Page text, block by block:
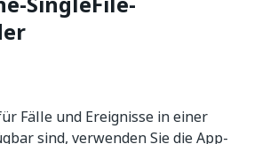
Fälle und Ereignisse in einer
sind, verwenden Sie die App-